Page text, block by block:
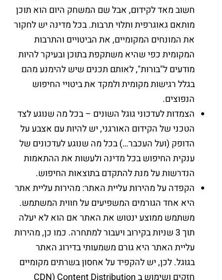
חשוב מאד לקידום, אבל שם המשחק היום הוא תוכן
מותאם גאוגרפית ותלוי תרבות. בכל מדינה יש לחקור
את המונחים המקומיים, את הביטויים והתרבות
המקומית כפי שהיא משתקפת בתוכן ובעיקר להיות
מודעים ל"בורות", לאותם תכנים שיש להימנע מהם
בגלל רגישות מקומית ולמקד את ביטויי החיפוש
הנפוצים.
הצמדות לעדכוני גוגל השונים – בכל מה שנוגע לצד
הטכני של הקידום האורגני, יש להיות עם אצבע על
הדופק (ועל העכבר…) בכל מה שנוגע לעדכונים של
ענקית החיפוש בכל מדינה ולעשות את ההתאמות
הנדרשות על מנת להתקדם בתוצאות החיפוש.
הקפדה על מהירות עליית האתר: מהירות עליית אתר
היא אחד הגורמים המשפיעים על חווית המשתמש.
משתמש ממוצע ינטוש את האתר אם הוא לא יעלה
תוך 3 שניות בקירוב ויעבור למתחרה. כמו כן, מהירות
עליית האתר היא גורם משמעותי בדירוג האתר
בגוגל. לכן, יש להקפיד על אחסון בשרתים מקומיים
חזקים ושימוש ב CDN) Content Distribution